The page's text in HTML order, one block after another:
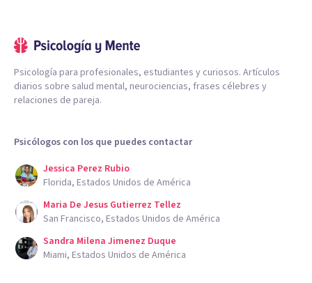
Psicología para profesionales, estudiantes y curiosos. Artículos
diarios sobre salud mental, neurociencias, frases célebres y
relaciones de pareja.
Psicólogos con los que puedes contactar
Jessica Perez Rubio
Florida, Estados Unidos de América
Maria De Jesus Gutierrez Tellez
San Francisco, Estados Unidos de América
Sandra Milena Jimenez Duque
Miami, Estados Unidos de América